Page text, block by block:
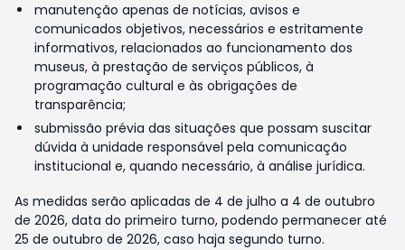
manutenção apenas de notícias, avisos e
comunicados objetivos, necessários e estritamente
informativos, relacionados ao funcionamento dos
museus, à prestação de serviços públicos, à
programação cultural e às obrigações de
transparência;
submissão prévia das situações que possam suscitar
dúvida à unidade responsável pela comunicação
institucional e, quando necessário, à análise jurídica.
As medidas serão aplicadas de 4 de julho a 4 de outubro
de 2026, data do primeiro turno, podendo permanecer até
25 de outubro de 2026, caso haja segundo turno.